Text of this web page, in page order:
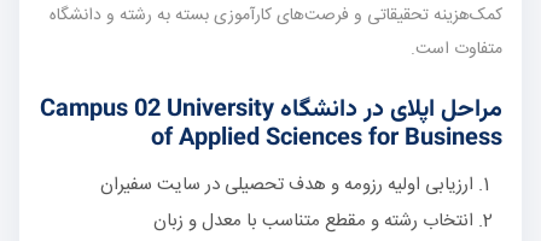
کمک‌هزینه تحقیقاتی و فرصت‌های کارآموزی بسته به رشته و دانشگاه
متفاوت است.
مراحل اپلای در دانشگاه Campus 02 University
of Applied Sciences for Business
ارزیابی اولیه رزومه و هدف تحصیلی در سایت سفیران
انتخاب رشته و مقطع متناسب با معدل و زبان